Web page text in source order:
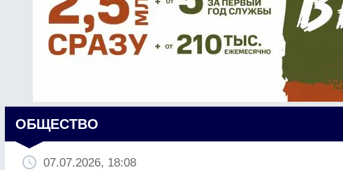
ОБЩЕСТВО
07.07.2026, 18:08